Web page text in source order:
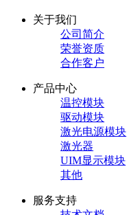
关于我们
公司简介
荣誉资质
合作客户
产品中心
温控模块
驱动模块
激光电源模块
激光器
UIM显示模块
其他
服务支持